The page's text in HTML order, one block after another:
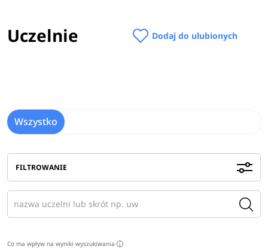
Uczelnie Dodaj do ulubionych
Wszystko
FILTROWANIE
Co ma wpływ na wyniki wyszukiwania i